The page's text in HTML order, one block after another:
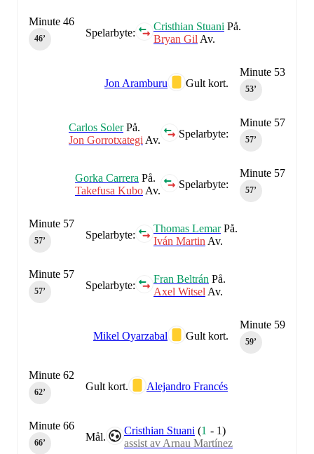
Spelarbyte:
Cristhian Stuani På.
Bryan Gil Av.
Minute 46
46‎’‎
Minute 53
53‎’‎
Gult kort.
Jon Aramburu
Minute 57
57‎’‎
Spelarbyte:
Carlos SolerPå.
Jon Gorrotxategi Av.
Minute 57
57‎’‎
Spelarbyte:
Gorka Carrera På.
Takefusa Kubo Av.
Spelarbyte:
Thomas LemarPå.
Iván Martin Av.
Minute 57
57‎’‎
Spelarbyte:
Fran Beltrán På.
Axel Witsel Av.
Minute 57
57‎’‎
Minute 59
59‎’‎
Gult kort.
Mikel Oyarzabal
Gult kort. Alejandro Francés
Minute 62
62‎’‎
Mål.
Cristhian Stuani (1 - 1)
assist av Arnau Martínez
Minute 66
66‎’‎